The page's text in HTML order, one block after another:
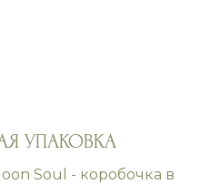
УПАКОВКА
Soul - коробочка в